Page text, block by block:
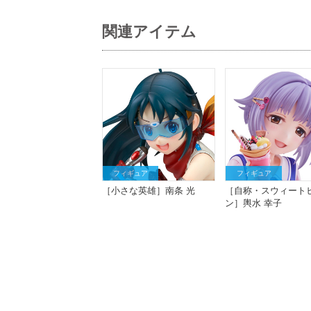
関連アイテム
フィギュア
［小さな英雄］南条 光
フィギュア
［自称・スウィート
ン］輿水 幸子